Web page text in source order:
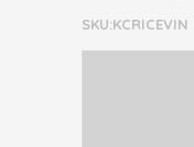
SKU:KCRICEVIN